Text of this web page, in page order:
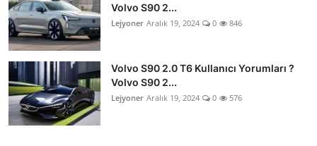
Volvo S90 2...
Lejyoner Aralık 19, 2024 0 846
Volvo S90 2.0 T6 Kullanıcı Yorumları ?
Volvo S90 2...
Lejyoner Aralık 19, 2024 0 576